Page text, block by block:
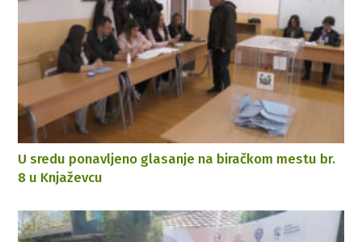
U sredu ponavljeno glasanje na biračkom mestu br.
8 u Knjaževcu